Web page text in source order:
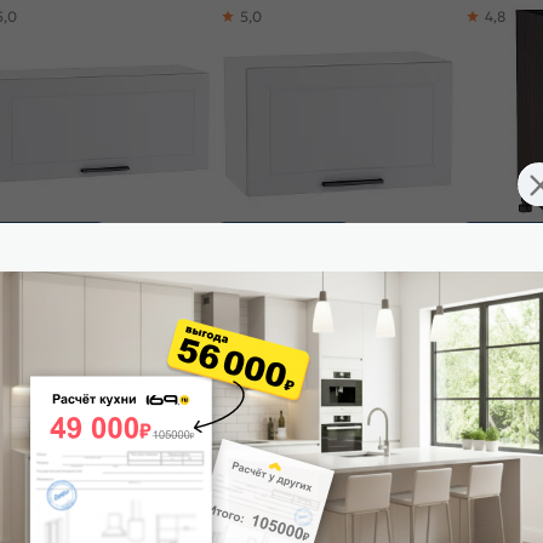
завтра
верхний горизонтальный
ВГ 800 Гейнсборо Силк-
Белый
5,0
В корзину
Доставим
Шкаф
Глетчер Н
Венге
4,8
5 205₽
В
5,0